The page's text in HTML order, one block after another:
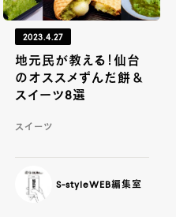
2023.4.27
地元民が教える！仙台
のオススメずんだ餅＆
スイーツ8選
スイーツ
S-styleWEB編集室